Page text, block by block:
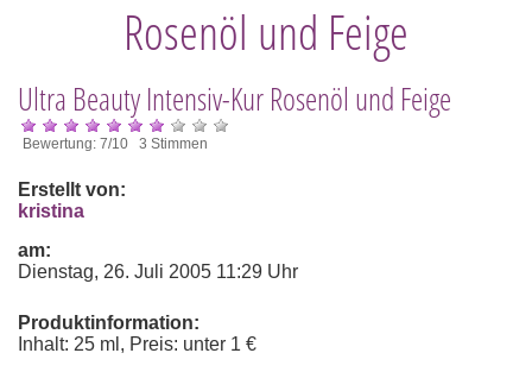
Rosenöl und Feige
Ultra Beauty Intensiv-Kur Rosenöl und Feige
Bewertung: 7/10 3 Stimmen
Erstellt von:
kristina
am:
Dienstag, 26. Juli 2005 11:29 Uhr
Produktinformation:
Inhalt: 25 ml, Preis: unter 1 €